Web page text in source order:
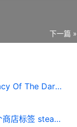
下一篇 »
怎么解开《Lego Batman: Legacy Of The Dark Knight》中全部的韦恩科技储物箱 lego commander怎么用
Steam 新增、编辑和移除数十个商店标签 steam没办法编辑个人资料